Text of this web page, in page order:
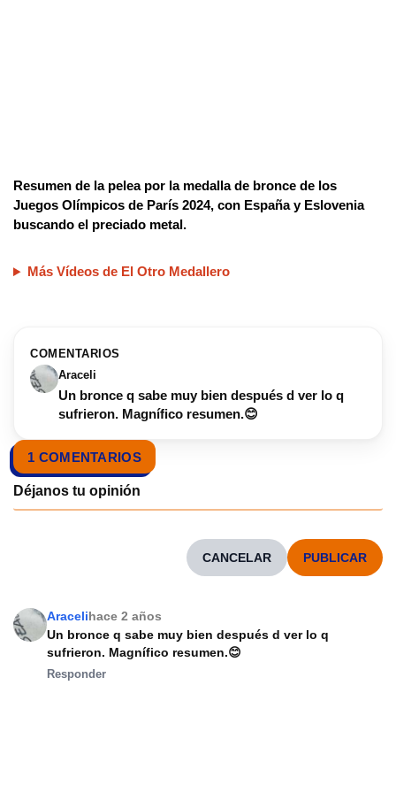
Resumen de la pelea por la medalla de bronce de los
Juegos Olímpicos de París 2024, con España y Eslovenia
buscando el preciado metal.
Más Vídeos de El Otro Medallero
COMENTARIOS
Araceli
Un bronce q sabe muy bien después d ver lo q
sufrieron. Magnífico resumen.😊
1 COMENTARIOS
CANCELAR
Aracelihace 2 años
Un bronce q sabe muy bien después d ver lo q
sufrieron. Magnífico resumen.😊
Responder